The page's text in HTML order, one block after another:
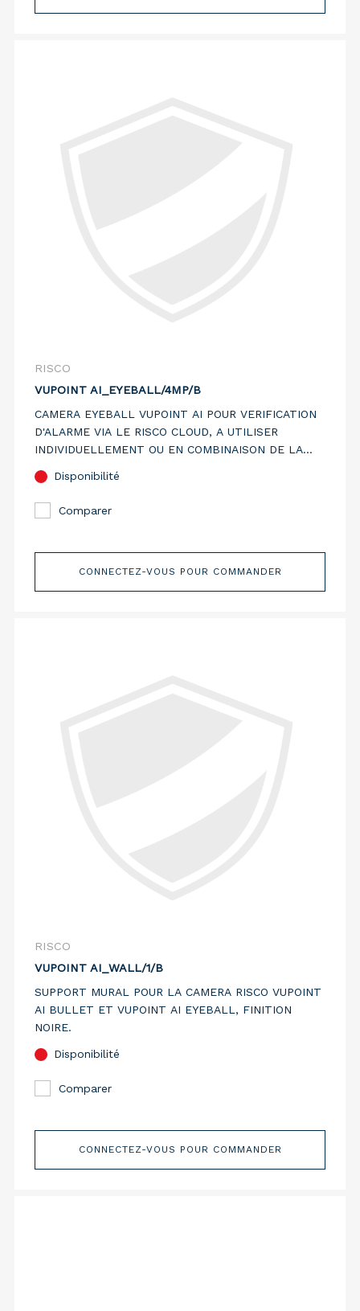
RISCO
VUPOINT AI_EYEBALL/4MP/B
CAMERA EYEBALL VUPOINT AI POUR VERIFICATION
D'ALARME VIA LE RISCO CLOUD, A UTILISER
INDIVIDUELLEMENT OU EN COMBINAISON DE LA
CENTRALE LIGHTSYS+ ET LIGHTSYS AIR. FINITION
NOIRE.
Disponibilité
Comparer
CONNECTEZ-VOUS POUR COMMANDER
RISCO
VUPOINT AI_WALL/1/B
SUPPORT MURAL POUR LA CAMERA RISCO VUPOINT
AI BULLET ET VUPOINT AI EYEBALL, FINITION
NOIRE.
Disponibilité
Comparer
CONNECTEZ-VOUS POUR COMMANDER